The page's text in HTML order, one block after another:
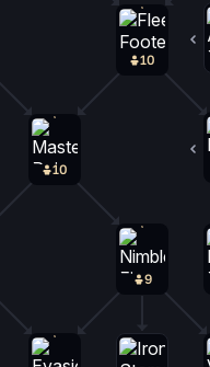
10
10
9